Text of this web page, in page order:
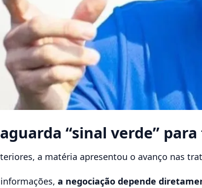
“sinal verde”
a matéria apresentou o avanço nas
a negociação depende